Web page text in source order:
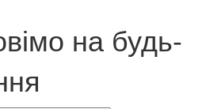
на будь-